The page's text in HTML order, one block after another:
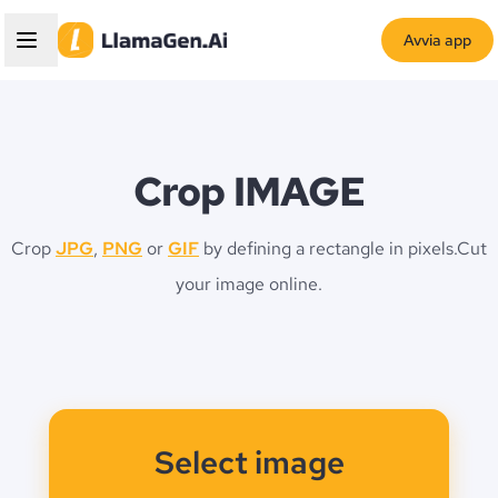
Avvia app
Crop IMAGE
CropJPG, PNG orGIF by defining a rectangle in pixels.Cut
your image online.
Select image